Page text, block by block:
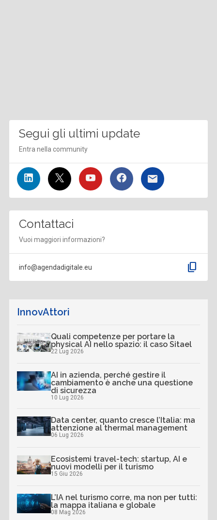
Segui gli ultimi update
Entra nella community
Contattaci
Vuoi maggiori informazioni?
info@agendadigitale.eu content_copy
InnovAttori
Quali competenze per portare la
physical AI nello spazio: il caso Sitael
22 Lug 2026
AI in azienda, perché gestire il
cambiamento è anche una questione
di sicurezza
10 Lug 2026
Data center, quanto cresce l’Italia: ma
attenzione al thermal management
06 Lug 2026
Ecosistemi travel-tech: startup, AI e
nuovi modelli per il turismo
15 Giu 2026
L’IA nel turismo corre, ma non per tutti:
la mappa italiana e globale
08 Mag 2026